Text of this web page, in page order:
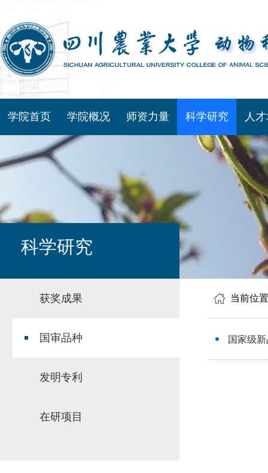
学院首页 学院概况 师资力量 科学研究 人
科学研究
获奖成果
国审品种
发明专利
在研项目
当前位
国家级